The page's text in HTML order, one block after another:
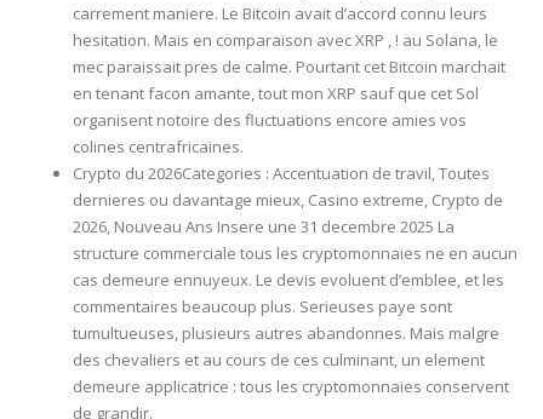
carrement maniere. Le Bitcoin avait d’accord connu leurs
hesitation. Mais en comparaison avec XRP , ! au Solana, le
mec paraissait pres de calme. Pourtant cet Bitcoin marchait
en tenant facon amante, tout mon XRP sauf que cet Sol
organisent notoire des fluctuations encore amies vos
colines centrafricaines.
Crypto du 2026Categories : Accentuation de travil, Toutes
dernieres ou davantage mieux, Casino extreme, Crypto de
2026, Nouveau Ans Insere une 31 decembre 2025 La
structure commerciale tous les cryptomonnaies ne en aucun
cas demeure ennuyeux. Le devis evoluent d’emblee, et les
commentaires beaucoup plus. Serieuses paye sont
tumultueuses, plusieurs autres abandonnes. Mais malgre
des chevaliers et au cours de ces culminant, un element
demeure applicatrice : tous les cryptomonnaies conservent
de grandir.